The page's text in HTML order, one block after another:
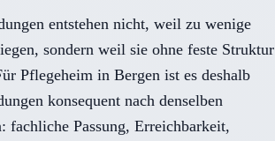
entstehen nicht, weil zu wenige
sondern weil sie ohne feste Struktur
Pflegeheim in Bergen ist es deshalb
konsequent nach denselben
fachliche Passung, Erreichbarkeit,